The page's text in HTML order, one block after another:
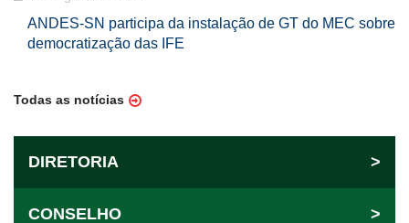
ANDES-SN participa da instalação de GT do MEC sobre
democratização das IFE
Todas as notícias
DIRETORIA >
CONSELHO >